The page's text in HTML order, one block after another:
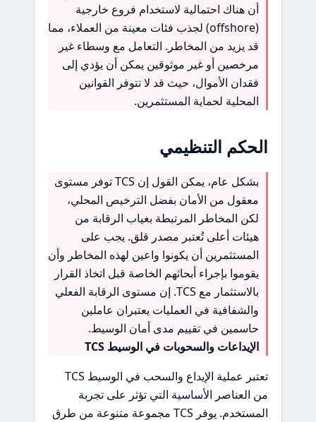
أن هناك احتمالية لاستخدام فروع خارجية
(offshore) لجذب فئات معينة من العملاء، مما
قد يزيد من المخاطر. التعامل مع وسطاء غير
مرخصين أو غير موثوقين يمكن أن يؤدي إلى
فقدان الأموال، حيث قد لا تتوفر القوانين
المحلية لحماية المستثمرين.
الحكم التنظيمي
بشكل عام، يمكن القول إن TCS توفر مستوى
معقول من الأمان بفضل الترخيص المحلي،
لكن المخاطر المرتبطة بغياب الرقابة من
هيئات أعلى تُعتبر مصدر قلق. يجب على
المستثمرين أن يكونوا واعين لهذه المخاطر وأن
يقوموا بإجراء أبحاثهم الخاصة قبل اتخاذ القرار
بالاستثمار مع TCS. إن مستوى الرقابة الفعلي
والشفافية في العمليات يعتبران عاملين
حاسمين في تقييم مدى أمان الوسيط.
الإيداعات والسحوبات في الوسيط TCS
تعتبر عملية الإيداع والسحب في الوسيط TCS
من العناصر الأساسية التي تؤثر على تجربة
المستخدم. يوفر TCS مجموعة متنوعة من طرق